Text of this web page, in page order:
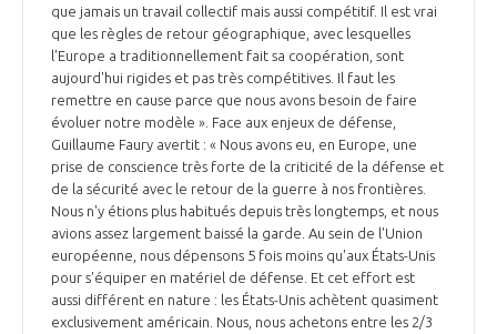
ENVIRONNEMENT
INNOVATION
INTERNATIONALISATION
RAPPORTS D'ACTIVITÉS
que jamais un travail collectif mais aussi compétitif. Il est vrai
que les règles de retour géographique, avec lesquelles
l'Europe a traditionnellement fait sa coopération, sont
aujourd'hui rigides et pas très compétitives. Il faut les
remettre en cause parce que nous avons besoin de faire
évoluer notre modèle ». Face aux enjeux de défense,
Guillaume Faury avertit : « Nous avons eu, en Europe, une
prise de conscience très forte de la criticité de la défense et
de la sécurité avec le retour de la guerre à nos frontières.
Nous n'y étions plus habitués depuis très longtemps, et nous
avions assez largement baissé la garde. Au sein de l'Union
européenne, nous dépensons 5 fois moins qu'aux États-Unis
pour s'équiper en matériel de défense. Et cet effort est
aussi différent en nature : les États-Unis achètent quasiment
exclusivement américain. Nous, nous achetons entre les 2/3